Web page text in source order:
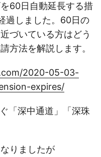
60日自動延長する措
過しました。60日の
づいている方はどう
方法を解説します。
2020-05-03-
expires/
「深中通道」「深珠
りましたが